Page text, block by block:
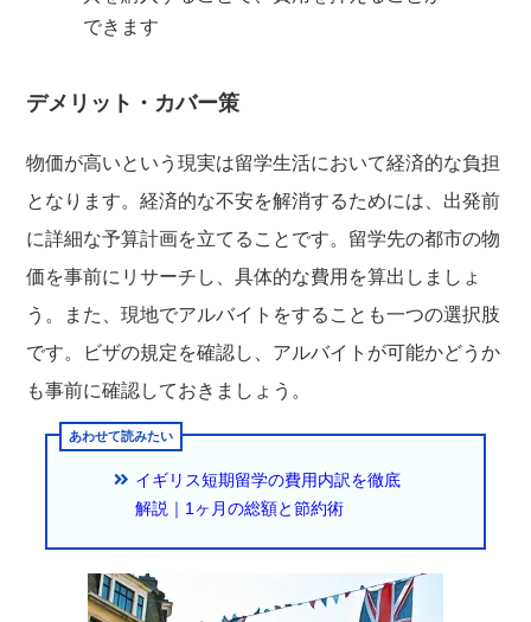
できます
デメリット・カバー策
物価が高いという現実は留学生活において経済的な負担
となります。経済的な不安を解消するためには、出発前
に詳細な予算計画を立てることです。留学先の都市の物
価を事前にリサーチし、具体的な費用を算出しましょ
う。また、現地でアルバイトをすることも一つの選択肢
です。ビザの規定を確認し、アルバイトが可能かどうか
も事前に確認しておきましょう。
イギリス短期留学の費用内訳を徹底
解説｜1ヶ月の総額と節約術